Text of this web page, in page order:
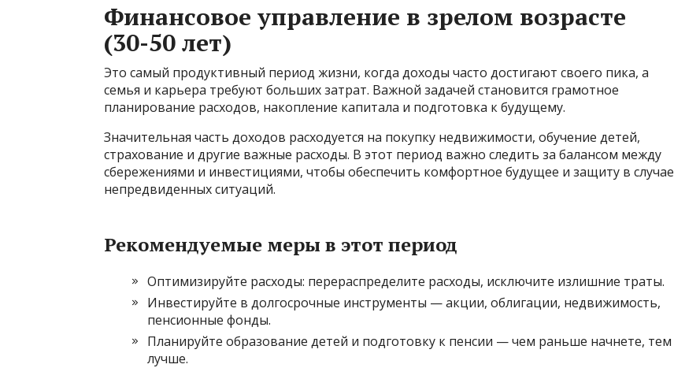
Финансовое управление в зрелом возрасте
(30-50 лет)
Это самый продуктивный период жизни, когда доходы часто достигают своего пика, а
семья и карьера требуют больших затрат. Важной задачей становится грамотное
планирование расходов, накопление капитала и подготовка к будущему.
Значительная часть доходов расходуется на покупку недвижимости, обучение детей,
страхование и другие важные расходы. В этот период важно следить за балансом между
сбережениями и инвестициями, чтобы обеспечить комфортное будущее и защиту в случае
непредвиденных ситуаций.
Рекомендуемые меры в этот период
Оптимизируйте расходы: перераспределите расходы, исключите излишние траты.
Инвестируйте в долгосрочные инструменты — акции, облигации, недвижимость,
пенсионные фонды.
Планируйте образование детей и подготовку к пенсии — чем раньше начнете, тем
лучше.